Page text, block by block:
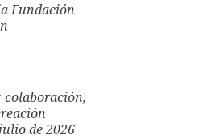
Fundación
colaboración,
de 2026